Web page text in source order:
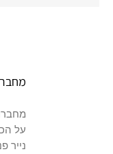
על
נייר